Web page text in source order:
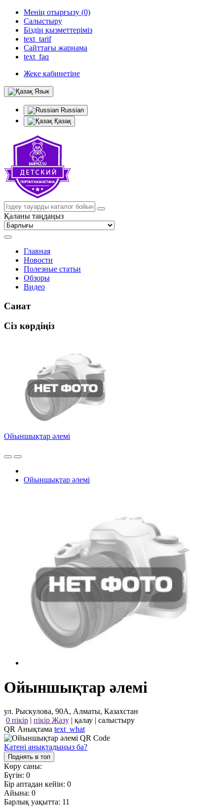
Менің отырғызу (0)
Салыстыру
Біздің қызметтеріміз
text_tarif
Сайттағы жарнама
text_faq
Жеке кабинетіне
Язык
Russian
Қазақ
Қаланы таңдаңыз
Главная
Новости
Полезные статьи
Обзоры
Видео
Санат
Сіз көрдіңіз
Ойыншықтар әлемі
Ойыншықтар әлемі
Ойыншықтар әлемі
ул. Рыскулова, 90А, Алматы, Казахстан
0 пікір | пікір Жазу | қалау | салыстыру
QR Анықтама text_what
Қатені анықтадыңыз ба?
Поднять в топ
Көру саны:
Бүгін: 0
Бір аптадан кейін: 0
Айына: 0
Барлық уақытта: 11